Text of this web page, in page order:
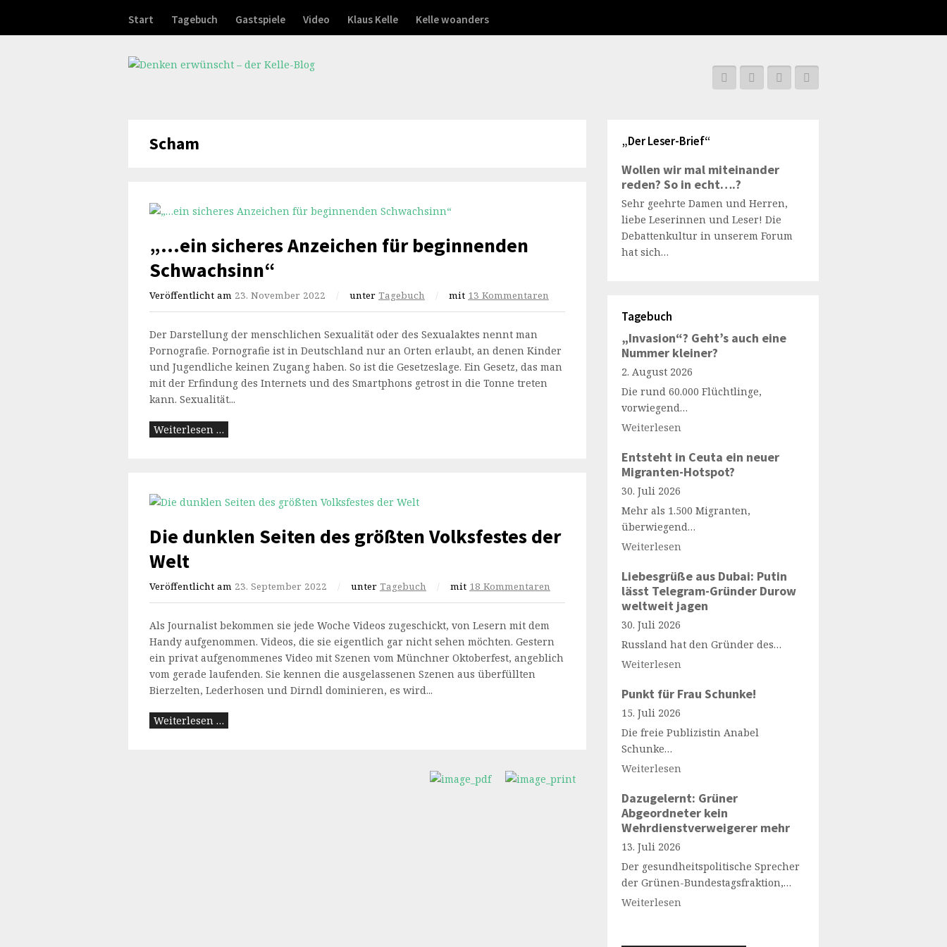
Start Tagebuch Gastspiele Video Klaus Kelle Kelle woanders
Scham
„…ein sicheres Anzeichen für beginnenden
Schwachsinn“
Veröffentlicht am 23. November 2022 / unter Tagebuch / mit 13 Kommentaren
Der Darstellung der menschlichen Sexualität oder des Sexualaktes nennt man
Pornografie. Pornografie ist in Deutschland nur an Orten erlaubt, an denen Kinder
und Jugendliche keinen Zugang haben. So ist die Gesetzeslage. Ein Gesetz, das man
mit der Erfindung des Internets und des Smartphons getrost in die Tonne treten
kann. Sexualität...
Weiterlesen …
Die dunklen Seiten des größten Volksfestes der
Welt
Veröffentlicht am 23. September 2022 / unter Tagebuch / mit 18 Kommentaren
Als Journalist bekommen sie jede Woche Videos zugeschickt, von Lesern mit dem
Handy aufgenommen. Videos, die sie eigentlich gar nicht sehen möchten. Gestern
ein privat aufgenommenes Video mit Szenen vom Münchner Oktoberfest, angeblich
vom gerade laufenden. Sie kennen die ausgelassenen Szenen aus überfüllten
Bierzelten, Lederhosen und Dirndl dominieren, es wird...
Weiterlesen …
„Der Leser-Brief“
Wollen wir mal miteinander
reden? So in echt….?
Sehr geehrte Damen und Herren,
liebe Leserinnen und Leser! Die
Debattenkultur in unserem Forum
hat sich…
Tagebuch
„Invasion“? Geht’s auch eine
Nummer kleiner?
2. August 2026
Die rund 60.000 Flüchtlinge,
vorwiegend…
Weiterlesen
Entsteht in Ceuta ein neuer
Migranten-Hotspot?
30. Juli 2026
Mehr als 1.500 Migranten,
überwiegend…
Weiterlesen
Liebesgrüße aus Dubai: Putin
lässt Telegram-Gründer Durow
weltweit jagen
30. Juli 2026
Russland hat den Gründer des…
Weiterlesen
Punkt für Frau Schunke!
15. Juli 2026
Die freie Publizistin Anabel
Schunke…
Weiterlesen
Dazugelernt: Grüner
Abgeordneter kein
Wehrdienstverweigerer mehr
13. Juli 2026
Der gesundheitspolitische Sprecher
der Grünen-Bundestagsfraktion,…
Weiterlesen